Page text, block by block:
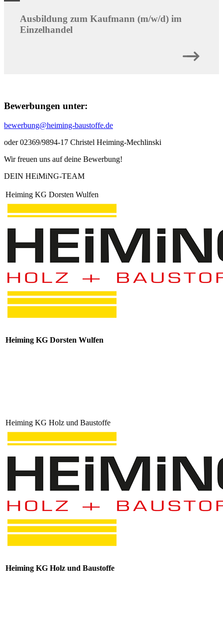
Ausbildung zum Kaufmann (m/w/d) im
Einzelhandel
Bewerbungen unter:
bewerbung@heiming-baustoffe.de
oder 02369/9894-17 Christel Heiming-Mechlinski
Wir freuen uns auf deine Bewerbung!
DEIN HEiMiNG-TEAM
Heiming KG Dorsten Wulfen
Heiming KG Dorsten Wulfen
Heiming KG Holz und Baustoffe
Heiming KG Holz und Baustoffe